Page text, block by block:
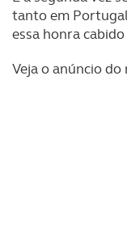
tanto em
essa honra
Veja o anúncio do